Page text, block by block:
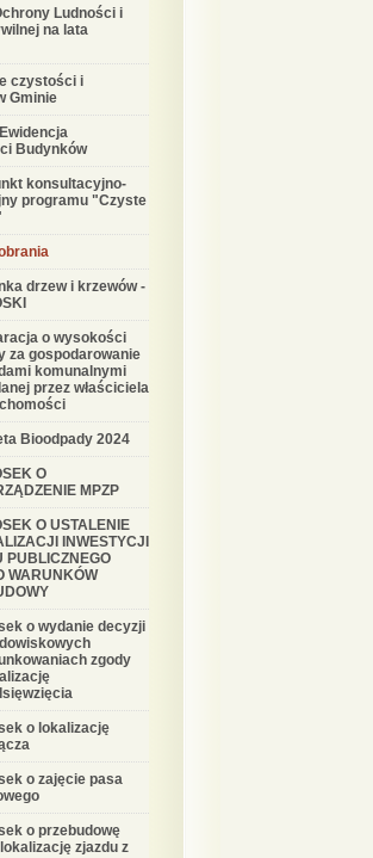
Ludności i
na lata
czystości i
Gminie
Budynków
konsultacyjno-
programu "Czyste
drzew i krzewów -
o wysokości
za gospodarowanie
komunalnymi
przez właściciela
Bioodpady 2024
O
MPZP
O USTALENIE
INWESTYCJI
PUBLICZNEGO
WARUNKÓW
o wydanie decyzji
zgody
o lokalizację
o zajęcie pasa
o przebudowę
zjazdu z